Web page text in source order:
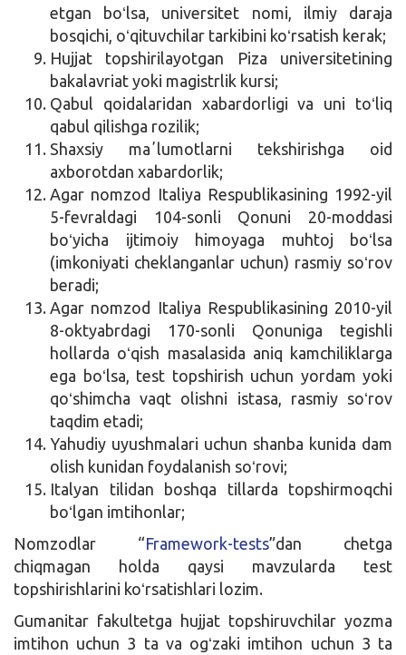
etgan boʻlsa, universitet nomi, ilmiy daraja
bosqichi, oʻqituvchilar tarkibini koʻrsatish kerak;
Hujjat topshirilayotgan Piza universitetining
bakalavriat yoki magistrlik kursi;
Qabul qoidalaridan xabardorligi va uni toʻliq
qabul qilishga rozilik;
Shaxsiy maʼlumotlarni tekshirishga oid
axborotdan xabardorlik;
Agar nomzod Italiya Respublikasining 1992-yil
5-fevraldagi 104-sonli Qonuni 20-moddasi
boʻyicha ijtimoiy himoyaga muhtoj boʻlsa
(imkoniyati cheklanganlar uchun) rasmiy soʻrov
beradi;
Agar nomzod Italiya Respublikasining 2010-yil
8-oktyabrdagi 170-sonli Qonuniga tegishli
hollarda oʻqish masalasida aniq kamchiliklarga
ega boʻlsa, test topshirish uchun yordam yoki
qoʻshimcha vaqt olishni istasa, rasmiy soʻrov
taqdim etadi;
Yahudiy uyushmalari uchun shanba kunida dam
olish kunidan foydalanish soʻrovi;
Italyan tilidan boshqa tillarda topshirmoqchi
boʻlgan imtihonlar;
Nomzodlar “Framework-tests”dan chetga
chiqmagan holda qaysi mavzularda test
topshirishlarini koʻrsatishlari lozim.
Gumanitar fakultetga hujjat topshiruvchilar yozma
imtihon uchun 3 ta va ogʻzaki imtihon uchun 3 ta